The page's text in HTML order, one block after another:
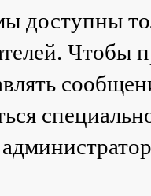
доступны
Чтобы